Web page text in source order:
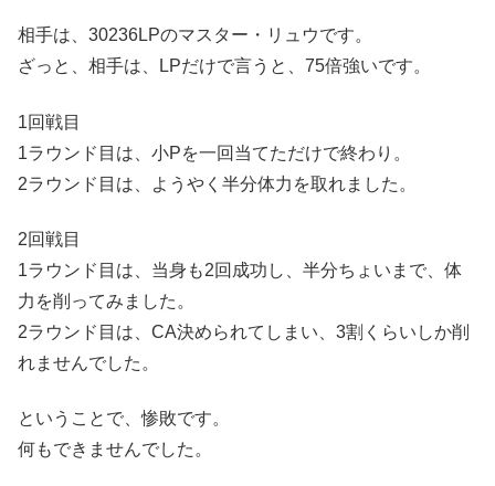
相手は、30236LPのマスター・リュウです。
ざっと、相手は、LPだけで言うと、75倍強いです。
1回戦目
1ラウンド目は、小Pを一回当てただけで終わり。
2ラウンド目は、ようやく半分体力を取れました。
2回戦目
1ラウンド目は、当身も2回成功し、半分ちょいまで、体
力を削ってみました。
2ラウンド目は、CA決められてしまい、3割くらいしか削
れませんでした。
ということで、惨敗です。
何もできませんでした。